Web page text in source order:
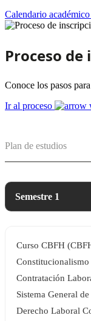
Calendario académico
Proceso
Conoce los pasos
Ir al proceso
Plan de estudios
Curso CBFH
Constitucionalismo
Contratación
Sistema General
Derecho Laboral